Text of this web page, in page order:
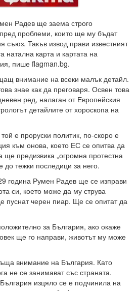
Радев ще заема строго
проблеми, които ще му бъдат
съюз. Такъв извод прави известният
натална карта и картата на
пише flagman.bg.
внимание на всеки малък детайл.
знае как да преговаря. Освен това
ред, налаган от Европейския
детайлите от хороскопа на
е проруски политик, по-скоро е
към онова, което ЕС се опитва да
ще предизвика „огромна протестна
тежки последици за него.
година Румен Радев ще се изправи
си, което може да му струва
пуснат черен пиар. Ще се опитат да
за България, ако окаже
ще го направи, животът му може
внимание на България. Като
не се занимават със страната.
изцяло се е подчинила на